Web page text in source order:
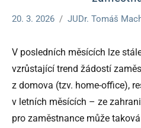
20. 3. 2026 JUDr. Tomáš
V posledních měsících lze
vzrůstající trend žádostí
z domova (tzv. home-office),
v letních měsících – ze
pro zaměstnance může